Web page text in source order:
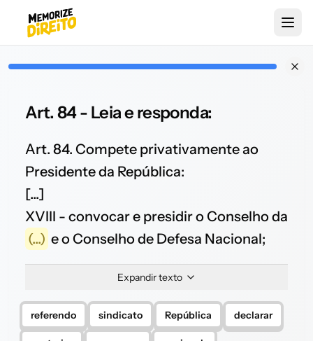
Art. 84 - Leia e responda:
Art. 84. Compete privativamente ao
Presidente da República:
[...]
XVIII - convocar e presidir o Conselho da
(...) e o Conselho de Defesa Nacional;
Expandir texto
referendo sindicato República declarar